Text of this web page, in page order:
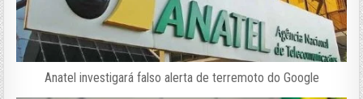
Anatel investigará falso alerta de terremoto do Google